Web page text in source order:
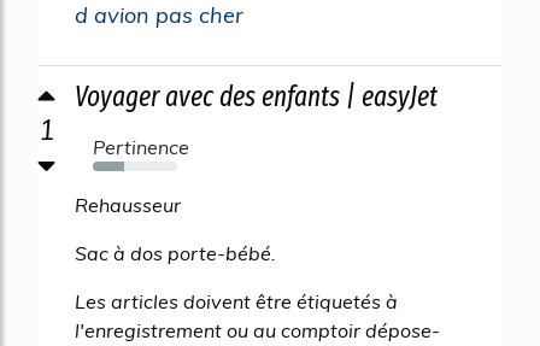
d avion pas cher
1
Voyager avec des enfants | easyJet
Pertinence
37%
Rehausseur
Sac à dos porte-bébé.
Les articles doivent être étiquetés à
l'enregistrement ou au comptoir dépose-